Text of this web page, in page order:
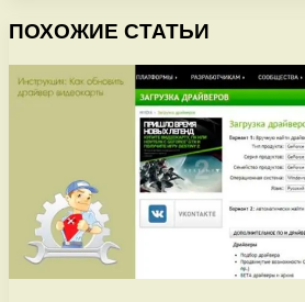
ПОХОЖИЕ СТАТЬИ